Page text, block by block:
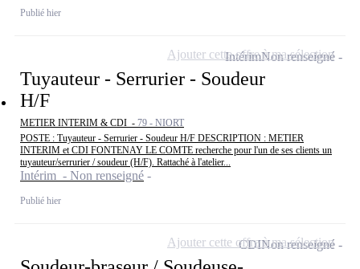
Publié hier
Tuyauteur - Serrurier - Soudeur
H/F
METIER INTERIM & CDI - 79 - NIORT
POSTE : Tuyauteur - Serrurier - Soudeur H/F DESCRIPTION : METIER
INTERIM et CDI FONTENAY LE COMTE recherche pour l'un de ses clients un
tuyauteur/serrurier / soudeur (H/F). Rattaché à l'atelier...
Intérim - Non renseigné
Publié hier
IntérimNon renseigné
Ajouter cette offre à ma sélection
CDINon renseigné
Ajouter cette offre à ma sélection